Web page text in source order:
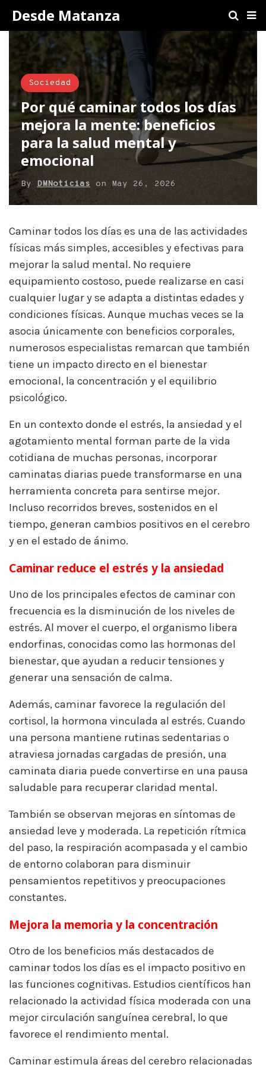
Desde Matanza
Sociedad
Por qué caminar todos los días
mejora la mente: beneficios
para la salud mental y
emocional
ByDMNoticias on May 26, 2026
Caminar todos los días es una de las actividades
físicas más simples, accesibles y efectivas para
mejorar la salud mental. No requiere
equipamiento costoso, puede realizarse en casi
cualquier lugar y se adapta a distintas edades y
condiciones físicas. Aunque muchas veces se la
asocia únicamente con beneficios corporales,
numerosos especialistas remarcan que también
tiene un impacto directo en el bienestar
emocional, la concentración y el equilibrio
psicológico.
En un contexto donde el estrés, la ansiedad y el
agotamiento mental forman parte de la vida
cotidiana de muchas personas, incorporar
caminatas diarias puede transformarse en una
herramienta concreta para sentirse mejor.
Incluso recorridos breves, sostenidos en el
tiempo, generan cambios positivos en el cerebro
y en el estado de ánimo.
Caminar reduce el estrés y la ansiedad
Uno de los principales efectos de caminar con
frecuencia es la disminución de los niveles de
estrés. Al mover el cuerpo, el organismo libera
endorfinas, conocidas como las hormonas del
bienestar, que ayudan a reducir tensiones y
generar una sensación de calma.
Además, caminar favorece la regulación del
cortisol, la hormona vinculada al estrés. Cuando
una persona mantiene rutinas sedentarias o
atraviesa jornadas cargadas de presión, una
caminata diaria puede convertirse en una pausa
saludable para recuperar claridad mental.
También se observan mejoras en síntomas de
ansiedad leve y moderada. La repetición rítmica
del paso, la respiración acompasada y el cambio
de entorno colaboran para disminuir
pensamientos repetitivos y preocupaciones
constantes.
Mejora la memoria y la concentración
Otro de los beneficios más destacados de
caminar todos los días es el impacto positivo en
las funciones cognitivas. Estudios científicos han
relacionado la actividad física moderada con una
mejor circulación sanguínea cerebral, lo que
favorece el rendimiento mental.
Caminar estimula áreas del cerebro relacionadas